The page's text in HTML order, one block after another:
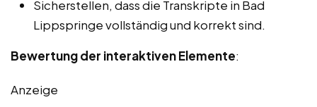
Sicherstellen, dass die Transkripte in Bad
Lippspringe vollständig und korrekt sind.
Bewertung der interaktiven Elemente:
Anzeige